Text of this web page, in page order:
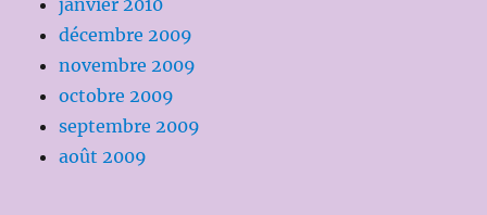
janvier 2010
décembre 2009
novembre 2009
octobre 2009
septembre 2009
août 2009